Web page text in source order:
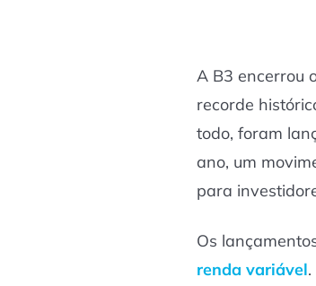
A B3 encerrou
recorde
todo, foram
ano, um
para
Os
renda variável